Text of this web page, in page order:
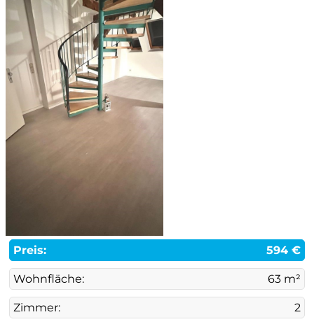
Preis: 594 €
Wohnfläche: 63 m²
Zimmer: 2